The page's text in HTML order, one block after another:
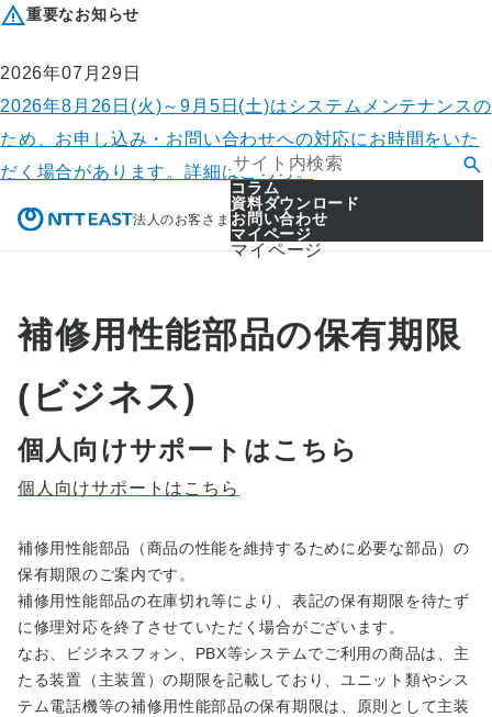
重要なお知らせ
2026年07月29日
2026年8月26日(火)～9月5日(土)はシステムメンテナンスの
ため、お申し込み・お問い合わせへの対応にお時間をいた
だく場合があります。詳細はこちら。
法人のお客さま
コラム
資料ダウンロード
お問い合わせ
マイページ
マイページ
補修用性能部品の保有期限
(ビジネス)
個人向けサポートはこちら
個人向けサポートはこちら
補修用性能部品（商品の性能を維持するために必要な部品）の
保有期限のご案内です。
補修用性能部品の在庫切れ等により、表記の保有期限を待たず
に修理対応を終了させていただく場合がございます。
なお、ビジネスフォン、PBX等システムでご利用の商品は、主
たる装置（主装置）の期限を記載しており、ユニット類やシス
テム電話機等の補修用性能部品の保有期限は、原則として主装